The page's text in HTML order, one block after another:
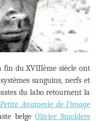
fin du XVIIIème siècle ont
sanguins, nerfs et
du labo retournent la
Petite Anatomie de l’image
belgeOlivier Smolders